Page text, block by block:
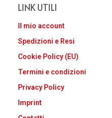
LINK UTILI
Il mio account
Spedizioni e Resi
Cookie Policy (EU)
Termini e condizioni
Privacy Policy
Imprint